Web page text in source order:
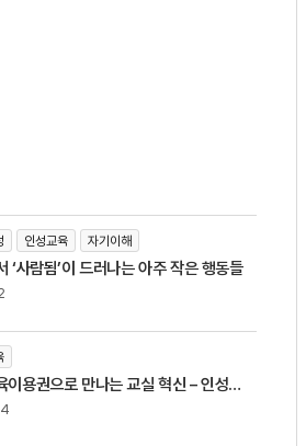
인성교육 자기이해
‘사람됨’이 드러나는 아주 작은 행동들
이용권으로 만나는 교실 혁신 – 인성교
365인성Play 활용법